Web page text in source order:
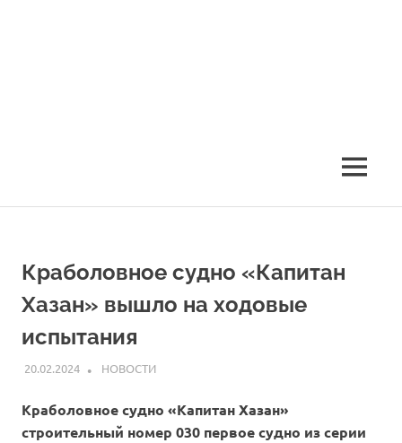
Приморья
MENU
Краболовное судно «Капитан
Хазан» вышло на ходовые
испытания
20.02.2024 ARPP
НОВОСТИ
Краболовное судно «Капитан Хазан»
строительный номер 030 первое судно из серии